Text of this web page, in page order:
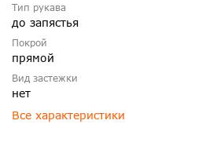
Тип рукава
до запястья
Покрой
прямой
Вид застежки
нет
Все характеристики